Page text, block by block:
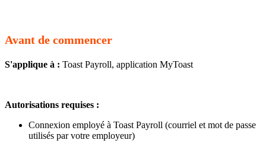
Avant de commencer
S'applique à : Toast Payroll, application MyToast
Autorisations requises :
Connexion employé à Toast Payroll (courriel et mot de passe
utilisés par votre employeur)